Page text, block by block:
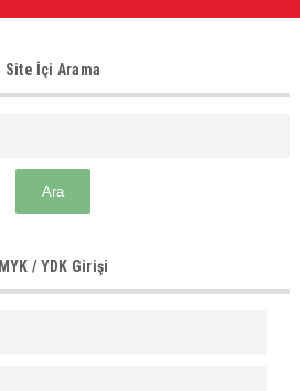
Site İçi Arama
MYK / YDK Girişi